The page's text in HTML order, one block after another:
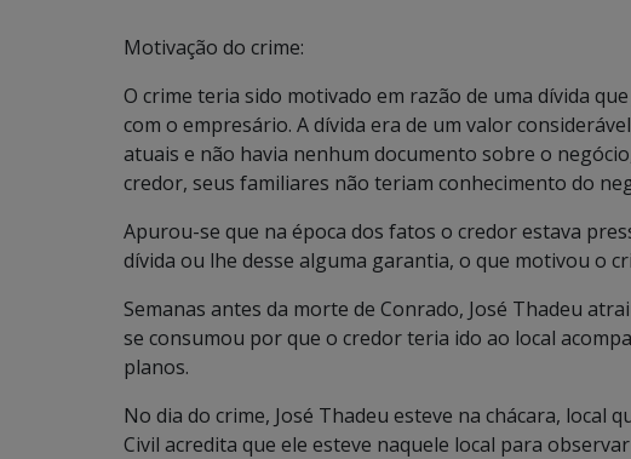
Motivação do crime:
O crime teria sido motivado em razão de uma dívida
com o empresário. A dívida era de um valor
atuais e não havia nenhum documento sobre o
credor, seus familiares não teriam conhecimento do
Apurou-se que na época dos fatos o credor estava
dívida ou lhe desse alguma garantia, o que motivou o
Semanas antes da morte de Conrado, José Thadeu
se consumou por que o credor teria ido ao local
planos.
No dia do crime, José Thadeu esteve na chácara, local
Civil acredita que ele esteve naquele local para